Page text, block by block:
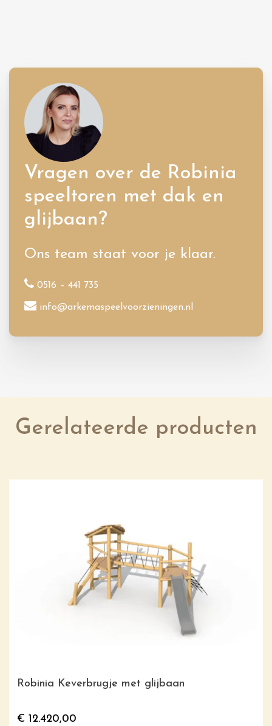
Vragen over de Robinia
speeltoren met dak en
glijbaan?
Ons team staat voor je klaar.
0516 – 441 735
info@arkemaspeelvoorzieningen.nl
Gerelateerde producten
Robinia Keverbrugje met glijbaan
€ 12.420,00